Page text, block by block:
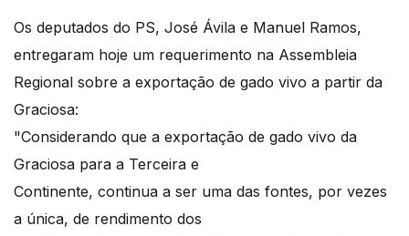
Os deputados do PS, José Ávila e Manuel Ramos,
entregaram hoje um requerimento na Assembleia
Regional sobre a exportação de gado vivo a partir da
Graciosa:
"Considerando que a exportação de gado vivo da
Graciosa para a Terceira e
Continente, continua a ser uma das fontes, por vezes
a única, de rendimento dos